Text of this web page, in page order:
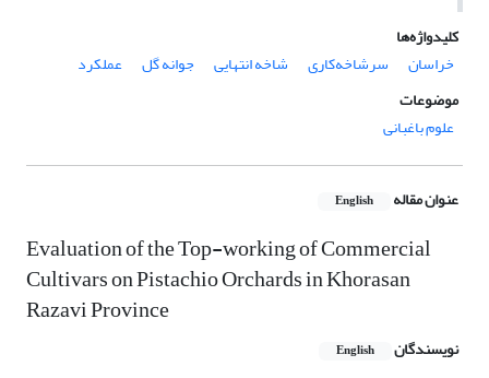
کلیدواژه‌ها
خراسان
سرشاخه‌کاری شاخه انتهایی جوانه گل
عملکرد
موضوعات
علوم باغبانی
عنوان مقاله English
Evaluation of the Top-working of Commercial
Cultivars on Pistachio Orchards in Khorasan
Razavi Province
نویسندگان English